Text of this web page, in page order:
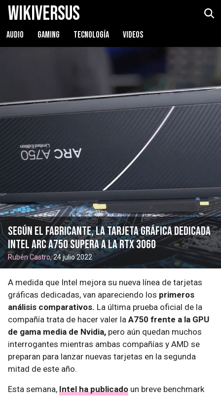
WikiVersus
AUDIO GAMING TECNOLOGÍA VIDEOS
Según el fabricante, la tarjeta gráfica dedicada
Intel Arc A750 supera a la RTX 3060
Rubén Castro, 24 julio 2022
A medida que Intel mejora su nueva línea de tarjetas
gráficas dedicadas, van apareciendo los primeros
análisis comparativos. La última prueba oficial de la
compañía trata de hacer valer la A750 frente a la GPU
de gama media de Nvidia, pero aún quedan muchos
interrogantes mientras ambas compañías y AMD se
preparan para lanzar nuevas tarjetas en la segunda
mitad de este año.
Esta semana, Intel ha publicado un breve benchmark